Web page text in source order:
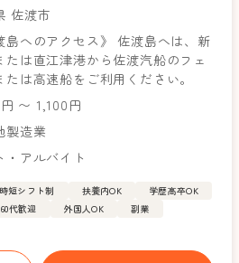
佐渡市
島へのアクセス》 佐渡島へは、新
たは直江津港から佐渡汽船のフェ
たは高速船をご利用ください。
〜 1,100円
製造業
・アルバイト
時短シフト制 扶養内OK
学歴高卒OK
60代歓迎 外国人OK
副業